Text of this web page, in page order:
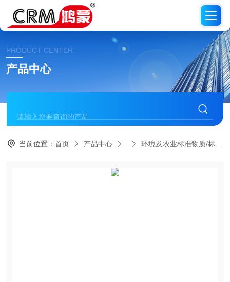
PRODUCT CENTER
产品中心
当前位置：首页 产品中心 环境及农业标准物质/标准品